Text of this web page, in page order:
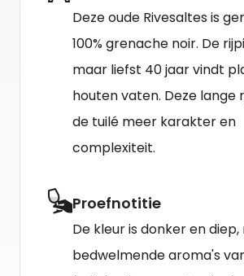
Deze oude Rivesaltes is
100% grenache noir. De
maar liefst 40 jaar vindt
houten vaten. Deze lange
de tuilé meer karakter en
complexiteit.
Proefnotitie
De kleur is donker en
bedwelmende aroma's